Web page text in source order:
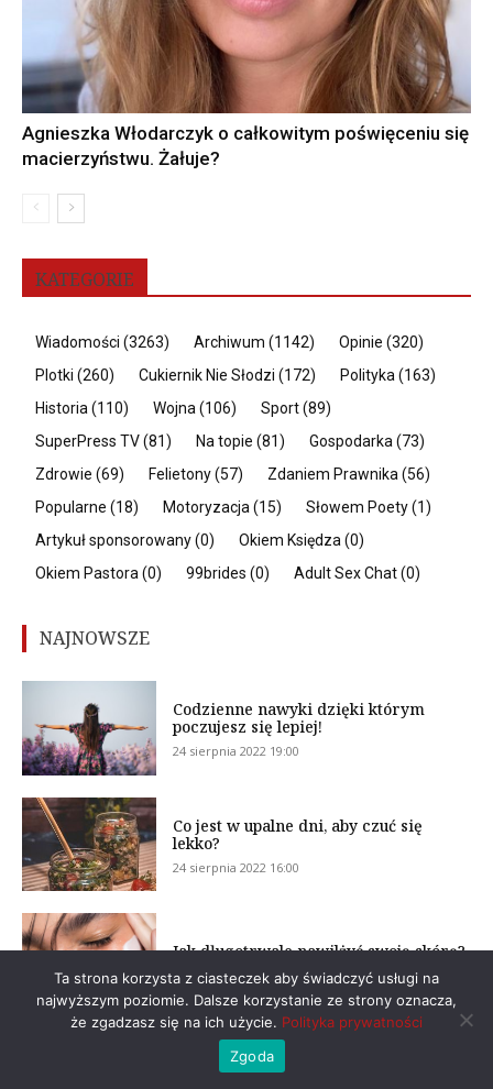
Agnieszka Włodarczyk o całkowitym poświęceniu się
macierzyństwu. Żałuje?
KATEGORIE
Wiadomości (3263) Archiwum (1142) Opinie (320)
Plotki (260) Cukiernik Nie Słodzi (172) Polityka (163)
Historia (110) Wojna (106) Sport(89)
SuperPress TV(81) Na topie (81) Gospodarka (73)
Zdrowie (69) Felietony(57) Zdaniem Prawnika (56)
Popularne (18) Motoryzacja (15) Słowem Poety(1)
Artykuł sponsorowany(0) Okiem Księdza (0)
Okiem Pastora (0) 99brides (0) Adult Sex Chat(0)
NAJNOWSZE
Codzienne nawyki dzięki którym
poczujesz się lepiej!
24 sierpnia 2022 19:00
Co jest w upalne dni, aby czuć się
lekko?
24 sierpnia 2022 16:00
Jak długotrwale nawilżyć swoją skórę?
24 sierpnia 2022 13:00
6 nawyków, które są receptą na
szczęśliwy związek!
Ta strona korzysta z ciasteczek aby świadczyć usługi na
najwyższym poziomie. Dalsze korzystanie ze strony oznacza,
że zgadzasz się na ich użycie. Polityka prywatności
Zgoda